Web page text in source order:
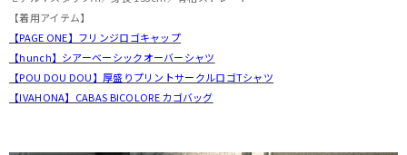
【着用アイテム】
【PAGE ONE】フリンジロゴキャップ
【hunch】シアーベーシックオーバーシャツ
【POU DOU DOU】厚盛りプリントサークルロゴTシャツ
【IVAHONA】CABAS BICOLORE カゴバッグ